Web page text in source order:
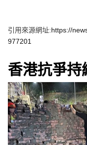
引用來源網址:https://
977201
香港抗爭持